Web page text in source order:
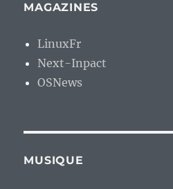
MAGAZINES
LinuxFr
Next-Inpact
OSNews
MUSIQUE